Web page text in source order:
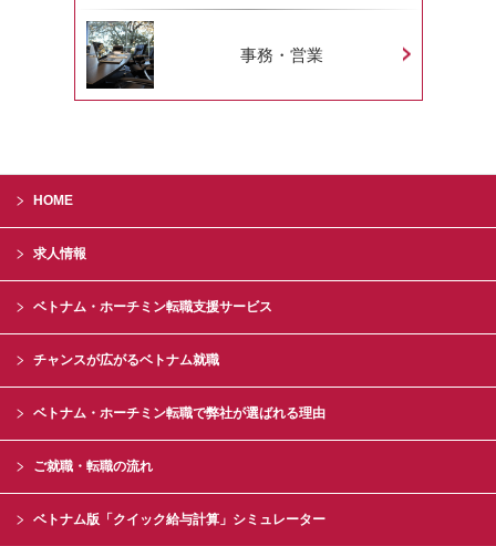
事務・営業
HOME
求人情報
ベトナム・ホーチミン転職支援サービス
チャンスが広がるベトナム就職
ベトナム・ホーチミン転職で弊社が選ばれる理由
ご就職・転職の流れ
ベトナム版「クイック給与計算」シミュレーター